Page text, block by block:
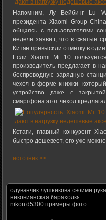
Напомним, Лу Вейбинг Lu
президента Xiaomi Group
общаясь с пользователями
неделе заявил, что в сжатые
Китае превысили отметку в
Если Xiaomi Mi 10
производитель предлагает в
беспроводную зарядную
чехол в форме книжки,
устройство даже с
смартфона этот чехол
Кстати, главный конкурент
быстро дешевеет, его уже
источник >>
одуванчик лушникова своими
никонианская барахолка
nikon d5300 примеры фото